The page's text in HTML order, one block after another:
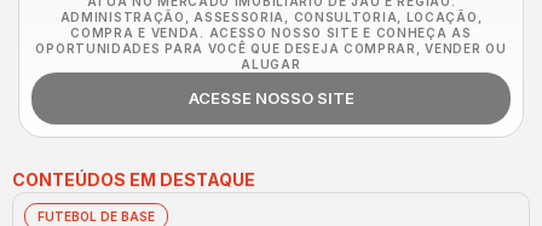
ADMINISTRAÇÃO, ASSESSORIA, CONSULTORIA, LOCAÇÃO,
COMPRA E VENDA. ACESSO NOSSO SITE E CONHEÇA AS
OPORTUNIDADES PARA VOCÊ QUE DESEJA COMPRAR, VENDER OU
ALUGAR
ACESSE NOSSO SITE
CONTEÚDOS EM DESTAQUE
FUTEBOL DE BASE